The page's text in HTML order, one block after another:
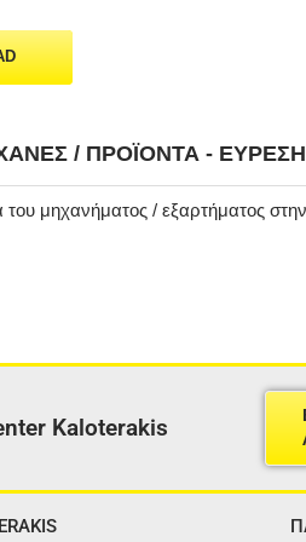
/ ΠΡΟΪΌΝΤΑ -
του μηχανήματος / εξαρτήματος
Kaloterakis